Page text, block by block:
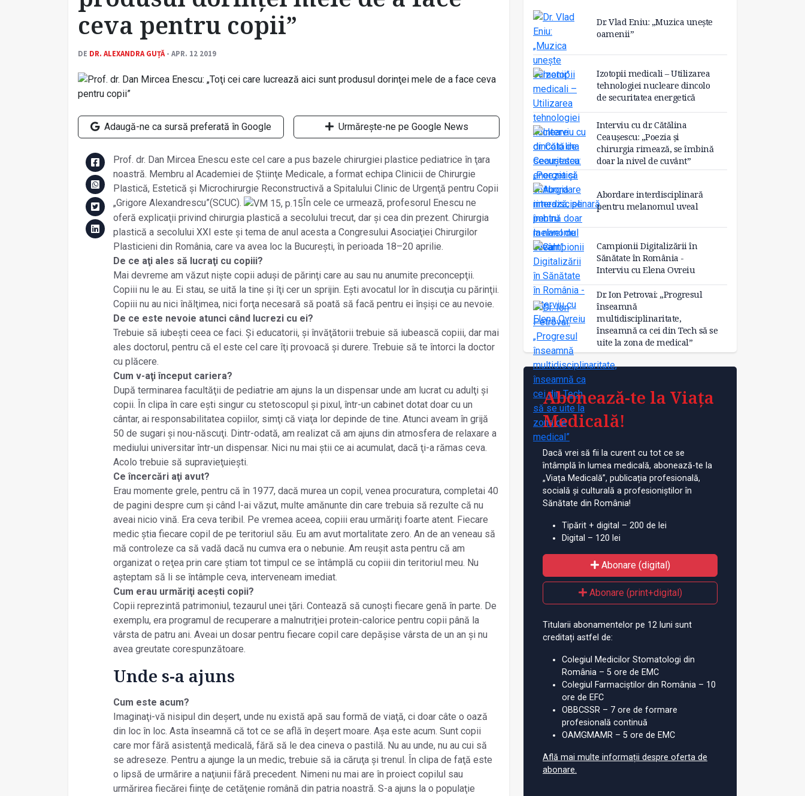
ceva pentru copii”
DE DR. ALEXANDRA GUȚĂ- APR. 12 2019
Adaugă-ne ca sursă preferată în Google Urmărește-ne pe Google News
Prof. dr. Dan Mircea Enescu este cel care a pus bazele chirurgiei plastice pediatrice în ţara
noastră. Membru al Academiei de Știinţe Medicale, a format echipa Clinicii de Chirurgie
Plastică, Estetică și Microchirurgie Reconstructivă a Spitalului Clinic de Urgenţă pentru Copii
„Grigore Alexandrescu”(SCUC).
În cele ce urmează, profesorul Enescu ne
oferă explicaţii privind chirurgia plastică a secolului trecut, dar și cea din prezent. Chirurgia
plastică a secolului XXI este și tema de anul acesta a Congresului Asociaţiei Chirurgilor
Plasticieni din România, care va avea loc la București, în perioada 18–20 aprilie.
De ce aţi ales să lucraţi cu copiii?
Mai devreme am văzut niște copii aduși de părinţi care au sau nu anumite preconcepţii.
Copiii nu le au. Ei stau, se uită la tine și îţi cer un sprijin. Ești avocatul lor în discuţia cu părinţii.
Copiii nu au nici înălţimea, nici forţa necesară să poată să facă pentru ei înșiși ce au nevoie.
De ce este nevoie atunci când lucrezi cu ei?
Trebuie să iubești ceea ce faci. Și educatorii, și învăţătorii trebuie să iubească copiii, dar mai
ales doctorul, pentru că el este cel care îţi provoacă și durere. Trebuie să te întorci la doctor
cu plăcere.
Cum v-aţi început cariera?
După terminarea facultăţii de pediatrie am ajuns la un dispensar unde am lucrat cu adulţi și
copii. În clipa în care ești singur cu stetoscopul și pixul, într-un cabinet dotat doar cu un
cântar, ai responsabilitatea copiilor, simţi că viaţa lor depinde de tine. Atunci aveam în grijă
50 de sugari și nou-născuţi. Dintr-odată, am realizat că am ajuns din atmosfera de relaxare a
mediului universitar într-un dispensar. Nici nu mai știi ce ai acumulat, dacă ţi-a rămas ceva.
Acolo trebuie să supravieţuiești.
Ce încercări aţi avut?
Erau momente grele, pentru că în 1977, dacă murea un copil, venea procuratura, completai 40
de pagini despre cum și când l-ai văzut, multe amănunte din care trebuia să rezulte că nu
aveai nicio vină. Era ceva teribil. Pe vremea aceea, copiii erau urmăriţi foarte atent. Fiecare
medic știa fiecare copil de pe teritoriul său. Eu am avut mortalitate zero. An de an veneau să
mă controleze ca să vadă dacă nu cumva era o nebunie. Am reușit asta pentru că am
organizat o reţea prin care știam tot timpul ce se întâmplă cu copiii din teritoriul meu. Nu
așteptam să li se întâmple ceva, interveneam imediat.
Cum erau urmăriţi acești copii?
Copii reprezintă patrimoniul, tezaurul unei ţări. Contează să cunoști fiecare genă în parte. De
exemplu, era programul de recuperare a malnutriţiei protein-calorice pentru copii până la
vârsta de patru ani. Aveai un dosar pentru fiecare copil care depășise vârsta de un an și nu
avea greutate corespunzătoare.
Unde s-a ajuns
Cum este acum?
Imaginaţi-vă nisipul din deșert, unde nu există apă sau formă de viaţă, ci doar câte o oază
din loc în loc. Asta înseamnă că tot ce se află în deșert moare. Așa este acum. Sunt copii
care mor fără asistenţă medicală, fără să le dea cineva o pastilă. Nu au unde, nu au cui să
se adreseze. Pentru a ajunge la un medic, trebuie să ia căruţa și trenul. În clipa de faţă este
o lipsă de urmărire a naţiunii fără precedent. Nimeni nu mai are în proiect copilul sau
urmărirea fiecărei fiinţe de cetăţenie română din patria noastră. S-a ajuns la o populaţie
Dr. Vlad Eniu: „Muzica unește
oamenii”
Izotopii medicali – Utilizarea
tehnologiei nucleare dincolo
de securitatea energetică
Interviu cu dr. Cătălina
Ceaușescu: „Poezia și
chirurgia rimează, se îmbină
doar la nivel de cuvânt”
Abordare interdisciplinară
pentru melanomul uveal
Campionii Digitalizării în
Sănătate în România -
Interviu cu Elena Ovreiu
Dr. Ion Petrovai: „Progresul
înseamnă
multidisciplinaritate,
înseamnă ca cei din Tech să se
uite la zona de medical”
Abonează-te la Viața
Medicală!
Dacă vrei să fii la curent cu tot ce se
întâmplă în lumea medicală, abonează-te la
„Viața Medicală”, publicația profesională,
socială și culturală a profesioniștilor în
Sănătate din România!
Tipărit + digital – 200 de lei
Digital – 120 lei
Abonare (digital)
Abonare (print+digital)
Titularii abonamentelor pe 12 luni sunt
creditați astfel de:
Colegiul Medicilor Stomatologi din
România – 5 ore de EMC
Colegiul Farmaciștilor din România – 10
ore de EFC
OBBCSSR – 7 ore de formare
profesională continuă
OAMGMAMR – 5 ore de EMC
Află mai multe informații despre oferta de
abonare.